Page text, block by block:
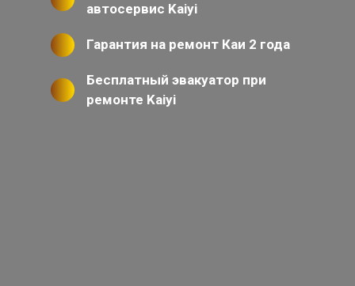
автосервис Kaiyi
Гарантия на ремонт Каи 2 года
Бесплатный эвакуатор при
ремонте Kaiyi